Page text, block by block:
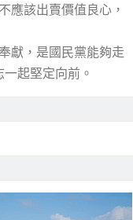
應該出賣價值良心，
獻，是國民黨能夠走
起堅定向前。